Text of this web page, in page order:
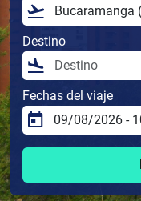
Destino
Fechas del viaje